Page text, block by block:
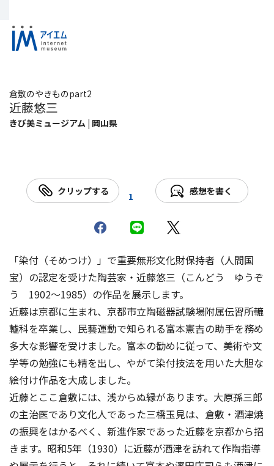
倉敷のやきものpart2
近藤悠三
きび美ミュージアム | 岡山県
クリップする 1 感想を書く
「染付（そめつけ）」で重要無形文化財保持者（人間国
宝）の認定を受けた陶芸家・近藤悠三（こんどう ゆうぞ
う 1902～1985）の作品を展示します。
近藤は京都に生まれ、京都市立陶磁器試験場附属伝習所轆
轤科を卒業し、民藝運動で知られる富本憲吉の助手を務め
多大な影響を受けました。富本の勧めに従って、美術や文
学等の勉強にも精を出し、やがて染付技法を用いた大胆な
絵付け作品を大成しました。
近藤とここ倉敷には、浅からぬ縁があります。大原孫三郎
の主治医であり文化人であった三橋玉見は、倉敷・酒津焼
の振興をはかるべく、新進作家であった近藤を京都から招
きます。昭和5年（1930）に近藤が酒津を訪れて作陶指導